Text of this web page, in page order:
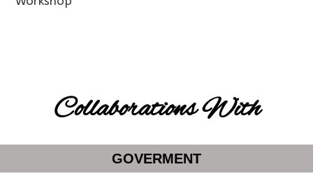
Collaborations With
GOVERMENT